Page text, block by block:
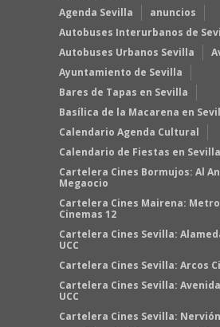
Agenda Sevilla
anuncios
Autobuses Interurbanos de
Autobuses Urbanos Sevilla
Ayuntamiento de Sevilla
Bares de Tapas en Sevilla
Basílica de la Macarena en
Calendario Agenda Cultural
Calendario de Fiestas en Sevilla
Cartelera Cines Bormujos: Al
Megaocio
Cartelera Cines Mairena:
Cinemas 12
Cartelera Cines Sevilla:
UCC
Cartelera Cines Sevilla: Arcos
Cartelera Cines Sevilla:
UCC
Cartelera Cines Sevilla: